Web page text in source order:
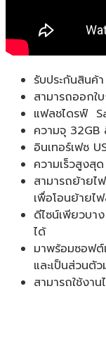
รับประกันสินค้
สามารถออกใ
แฟลชไดรฟ์
ความจุ 32GB
อินเทอร์เฟซ
ความเร็วสูงสุ
สามารถย้ายไ
เพื่อโอนย้ายไ
ดีไซน์เพียวบา
ได้
มาพร้อมซอฟ
และเป็นส่วนตั
สามารถใช้งา